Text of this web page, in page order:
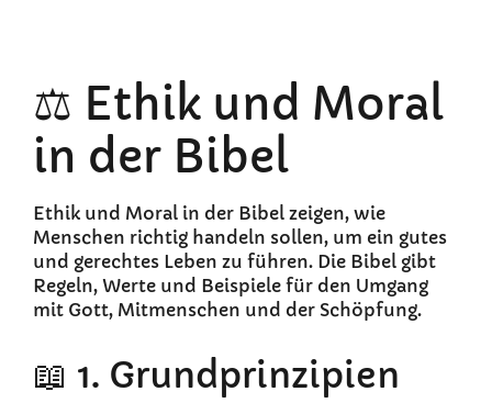
⚖️ Ethik und Moral
in der Bibel
Ethik und Moral in der Bibel zeigen, wie
Menschen richtig handeln sollen, um ein gutes
und gerechtes Leben zu führen. Die Bibel gibt
Regeln, Werte und Beispiele für den Umgang
mit Gott, Mitmenschen und der Schöpfung.
📖 1. Grundprinzipien